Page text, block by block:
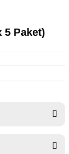
5 Paket)